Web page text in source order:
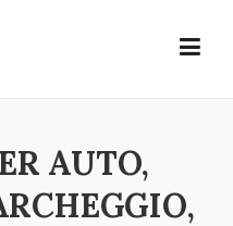
AUTO,